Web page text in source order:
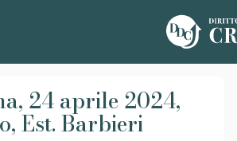
24 aprile 2024,
Est. Barbieri